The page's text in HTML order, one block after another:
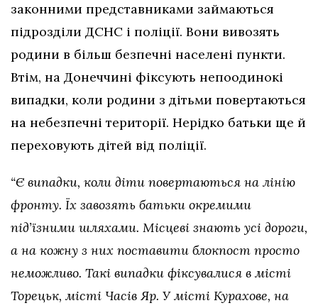
законними представниками займаються
підрозділи ДСНС і поліції. Вони вивозять
родини в більш безпечні населені пункти.
Втім, на Донеччині фіксують непоодинокі
випадки, коли родини з дітьми повертаються
на небезпечні території. Нерідко батьки ще й
переховують дітей від поліції.
“Є випадки, коли діти повертаються на лінію
фронту. Їх завозять батьки окремими
під’їзними шляхами. Місцеві знають усі дороги,
а на кожну з них поставити блокпост просто
неможливо. Такі випадки фіксувалися в місті
Торецьк, місті Часів Яр. У місті Курахове, на